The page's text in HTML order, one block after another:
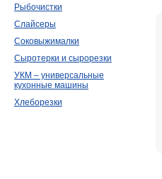
Рыбочистки
Слайсеры
Соковыжималки
Сыротерки и сырорезки
УКМ – универсальные
кухонные машины
Хлеборезки